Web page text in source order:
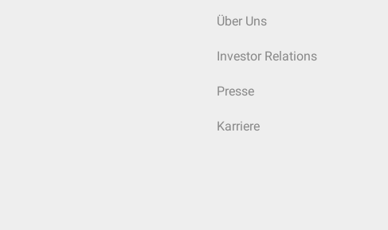
Über Uns
Investor Relations
Presse
Karriere